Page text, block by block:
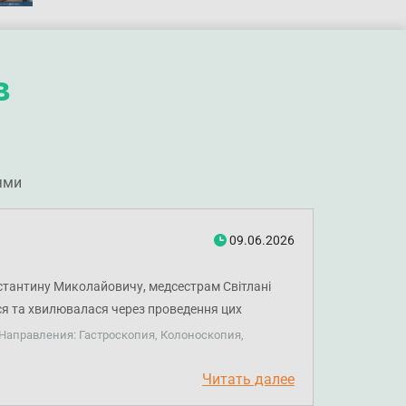
09.06.2026
Миколайовичу, медсестрам Світлані
та хвилювалася через проведення цих
уважні та професійні. Медсестри робили все,
мені знадобилася консультація, лікар
відповідавши на всі мої питання, назначивши
Гастроскопия, Колоноскопия,
Читать далее